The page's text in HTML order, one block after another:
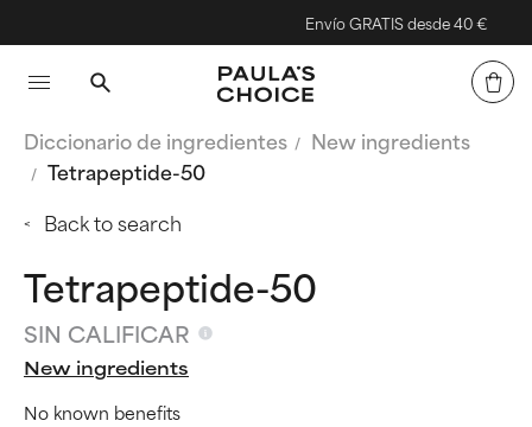
Envío GRATIS desde 40 €
Diccionario de ingredientes
New ingredients
Tetrapeptide-50
Back to search
Tetrapeptide-50
SIN CALIFICAR
New ingredients
No known benefits